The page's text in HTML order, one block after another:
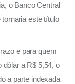
o Banco Central
tornaria este título
e para quem
dólar a R$ 5,54, o
a parte indexada